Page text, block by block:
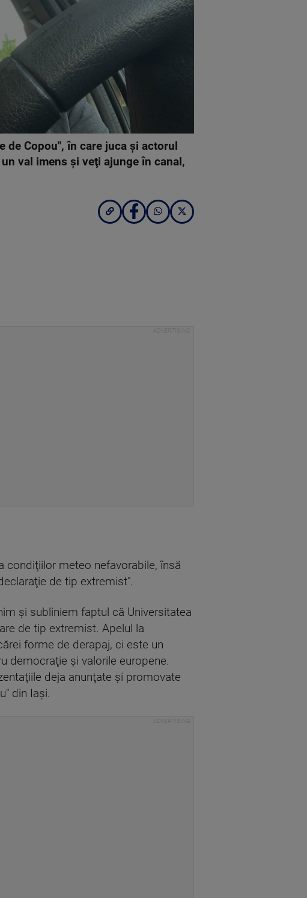
de Copou", în care juca şi actorul
val imens şi veţi ajunge în canal,
condiţiilor meteo nefavorabile, însă
de tip extremist".
şi subliniem faptul că Universitatea
de tip extremist. Apelul la
forme de derapaj, ci este un
democraţie şi valorile europene.
deja anunţate şi promovate
din Iaşi.